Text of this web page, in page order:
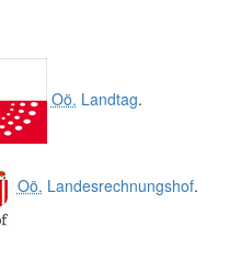
Oö. Landtag.
Oö. Landesrechnungshof.